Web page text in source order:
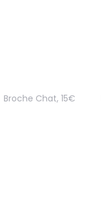
Broche Chat, 15€